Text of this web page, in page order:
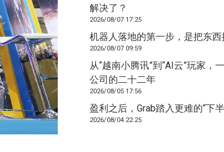
解决了？
2026/08/07 17:25
机器人落地的第一步，是把东西
2026/08/07 09:59
从“越南小腾讯”到“AI云”玩家，
公司的二十二年
2026/08/05 17:56
盈利之后，Grab踏入更难的“下
2026/08/04 22:25